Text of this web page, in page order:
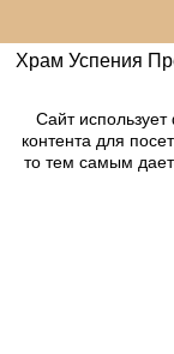
Храм Успения
Сайт
контента для
то тем самым